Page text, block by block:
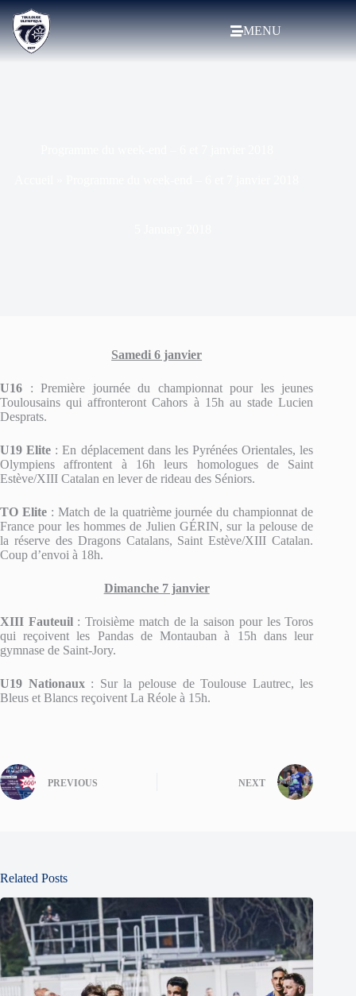
MENU
Samedi 6 janvier
U16 : Première journée du championnat pour les jeunes
Toulousains qui affronteront Cahors à 15h au stade Lucien
Desprats.
U19 Elite : En déplacement dans les Pyrénées Orientales, les
Olympiens affrontent à 16h leurs homologues de Saint
Estève/XIII Catalan en lever de rideau des Séniors.
TO Elite: Match de la quatrième journée du championnat de
France pour les hommes de Julien GÉRIN, sur la pelouse de
la réserve des Dragons Catalans, Saint Estève/XIII Catalan.
Coup d’envoi à 18h.
Dimanche 7 janvier
XIII Fauteuil: Troisième match de la saison pour les Toros
qui reçoivent les Pandas de Montauban à 15h dans leur
gymnase de Saint-Jory.
U19 Nationaux: Sur la pelouse de Toulouse Lautrec, les
Bleus et Blancs reçoivent La Réole à 15h.
PREVIOUS NEXT
Related Posts